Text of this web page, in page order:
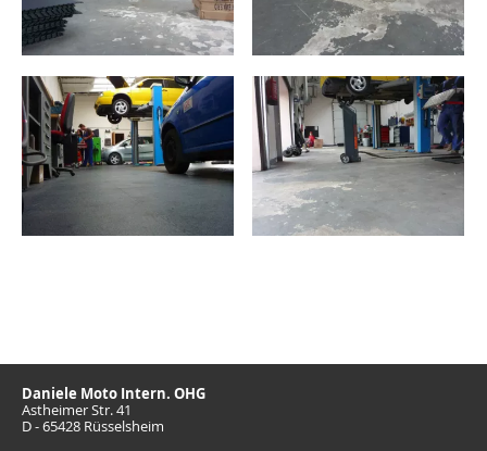
Daniele Moto Intern. OHG
Astheimer Str. 41
D - 65428 Rüsselsheim